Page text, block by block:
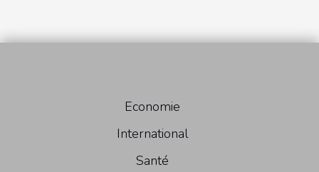
Economie
International
Santé